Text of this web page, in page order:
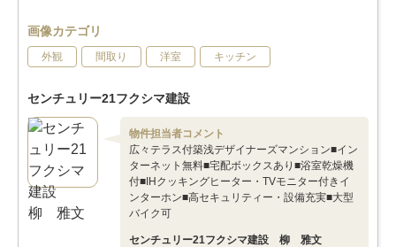
画像カテゴリ
外観 間取り 洋室 キッチン
センチュリー21フクシマ建設
物件担当者コメント
広々テラス付築浅デザイナーズマンション■イン
ターネット無料■宅配ボックスあり■浴室乾燥機
付■IHクッキングヒーター・TVモニター付きイ
ンターホン■高セキュリティー・設備充実■大型
バイク可
センチュリー21フクシマ建設 柳 雅文